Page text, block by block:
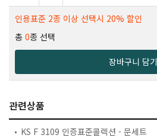
인용표준 2종 이상 선택시 20% 할인
총 0종 선택
장바구니 담기
관련상품
KS F 3109 인증표준콜렉션 - 문세트